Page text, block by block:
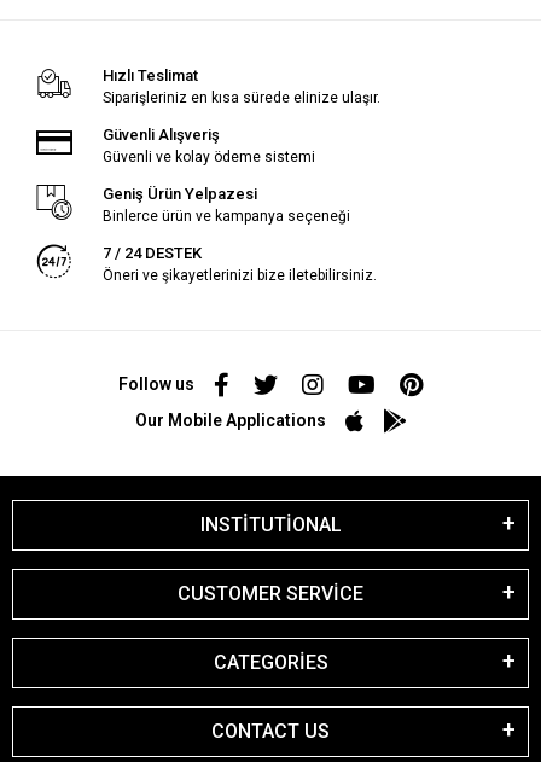
Hızlı Teslimat
Siparişleriniz en kısa sürede elinize ulaşır.
Güvenli Alışveriş
Güvenli ve kolay ödeme sistemi
Geniş Ürün Yelpazesi
Binlerce ürün ve kampanya seçeneği
7 / 24 DESTEK
Öneri ve şikayetlerinizi bize iletebilirsiniz.
Follow us
Our Mobile Applications
INSTİTUTİONAL
CUSTOMER SERVİCE
CATEGORİES
CONTACT US